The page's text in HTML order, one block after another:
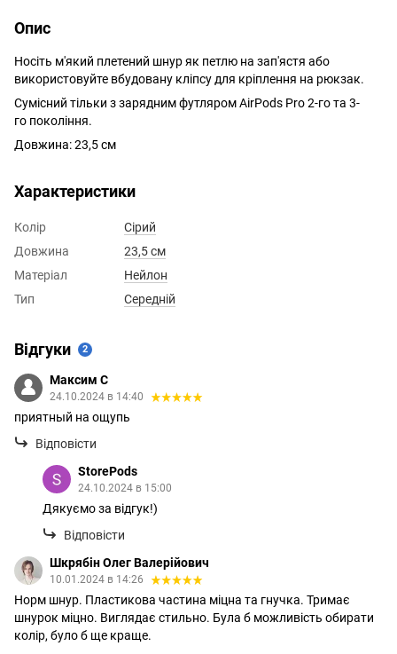
Опис
Носіть м'який плетений шнур як петлю на зап'ястя або
використовуйте вбудовану кліпсу для кріплення на рюкзак.
Сумісний тільки з зарядним футляром AirPods Pro 2-го та 3-
го покоління.
Довжина: 23,5 см
Характеристики
Колір
Сірий
Довжина
23,5 см
Матеріал
Нейлон
Тип
Середній
Відгуки 2
Максим C
24.10.2024 в 14:40
приятный на ощупь
Відповісти
StorePods
24.10.2024 в 15:00
Дякуємо за відгук!)
Відповісти
Шкрябін Олег Валерійович
10.01.2024 в 14:26
Норм шнур. Пластикова частина міцна та гнучка. Тримає
шнурок міцно. Виглядає стильно. Була б можливість обирати
колір, було б ще краще.